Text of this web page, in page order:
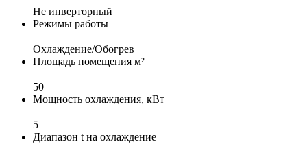
Не инверторный
Режимы работы
Охлаждение/Обогрев
Площадь помещения м²
50
Мощность охлаждения, кВт
5
Диапазон t на охлаждение